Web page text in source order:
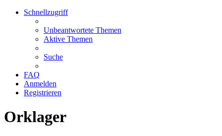
Schnellzugriff
Unbeantwortete Themen
Aktive Themen
Suche
FAQ
Anmelden
Registrieren
Orklager